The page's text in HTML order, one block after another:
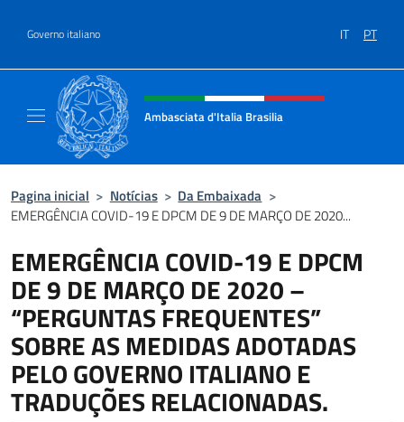
Governo italiano IT PT
Site, social e cabeçalho do menu
Ambasciata d'Italia Brasilia
Pagina inicial > Notícias > Da Embaixada >
EMERGÊNCIA COVID-19 E DPCM DE 9 DE MARÇO DE 2020...
EMERGÊNCIA COVID-19 E DPCM
DE 9 DE MARÇO DE 2020 –
“PERGUNTAS FREQUENTES”
SOBRE AS MEDIDAS ADOTADAS
PELO GOVERNO ITALIANO E
TRADUÇÕES RELACIONADAS.